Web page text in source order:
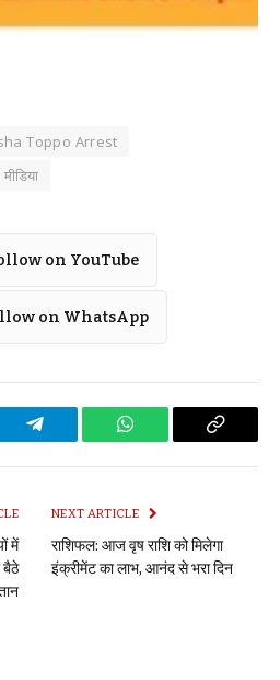
Toppo Arrest
on YouTube
on WhatsApp
Telegram WhatsApp Copy
में
बैठे
NEXT ARTICLE
राशिफल: आज वृष राशि को मिलेगा
इंक्रीमेंट का लाभ, आनंद से भरा दिन